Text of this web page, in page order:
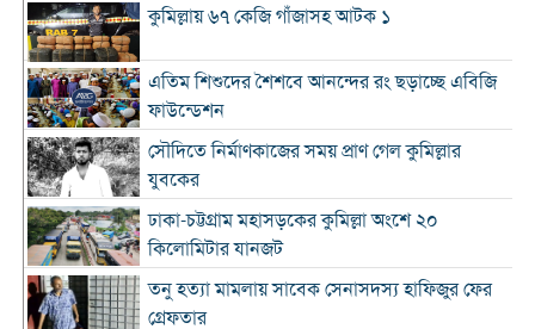
কুমিল্লায় ৬৭ কেজি গাঁজাসহ আটক ১
এতিম শিশুদের শৈশবে আনন্দের রং ছড়াচ্ছে এবিজি
ফাউন্ডেশন
সৌদিতে নির্মাণকাজের সময় প্রাণ গেল কুমিল্লার
যুবকের
ঢাকা-চট্টগ্রাম মহাসড়কের কুমিল্লা অংশে ২০
কিলোমিটার যানজট
তনু হত্যা মামলায় সাবেক সেনাসদস্য হাফিজুর ফের
গ্রেফতার